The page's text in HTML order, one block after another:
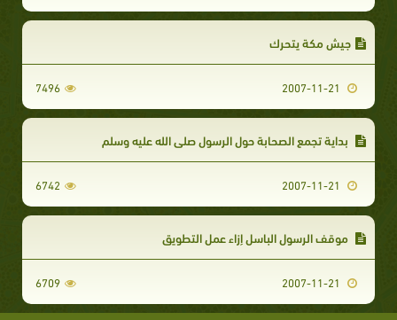
جيش مكة يتحرك‏
7496
بداية تجمع الصحابة حول الرسول صلى الله عليه وسلم‏
6742
موقف الرسول الباسل إزاء عمل التطويق‏
6709